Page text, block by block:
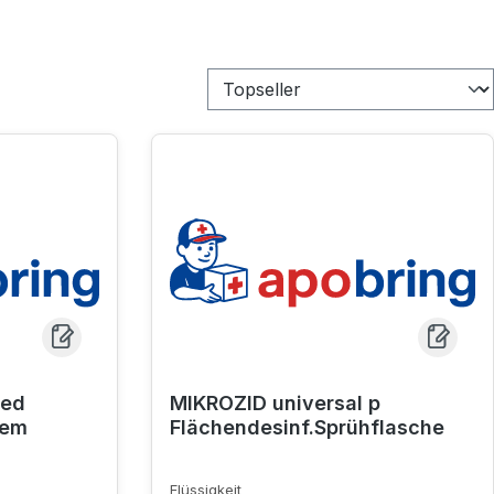
MIKROZID universal p
Flächendesinf.Sprühflasche
Flüssigkeit